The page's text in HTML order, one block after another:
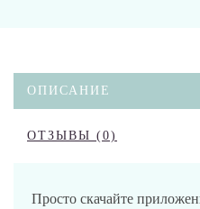
ОПИСАНИЕ
ОТЗЫВЫ (0)
Просто скачайте